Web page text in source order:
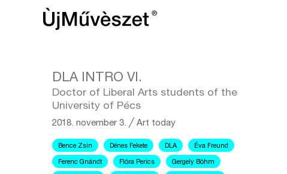
DLA INTRO VI.
Doctor of Liberal Arts students of the
University of Pécs
2018. november 3. ╱Art today
Bence Zsin Dénes Fekete DLA Éva Freund
Ferenc Gnándt Flóra Perics Gergely Böhm